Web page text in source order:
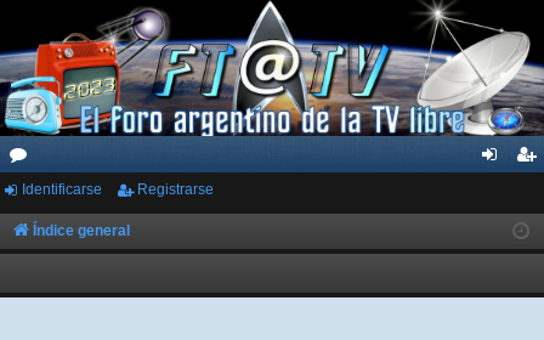
or
os
ar
ist
rs
Identificarse Registrarse
Índice general